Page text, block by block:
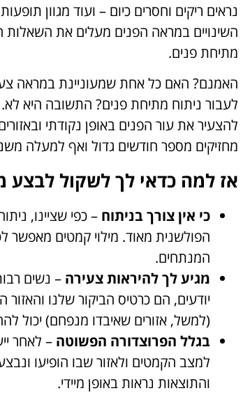
נראים ריקים וחסרים כיום – ועוד מגוון
השינויים במראה הפנים מעלים את השאלות
מתיחת פנים.
האמנם? האם כל אחת שמעוניינת במראה
לעבור ניתוח מתיחת פנים? התשובה היא לא.
להצעיר את עור הפנים באופן נקודתי
מחזיקים מספר חודשים גדול ואף למעלה
אז למה כדאי לך לשקול לבצע
כי אין צורך בניתוח – כפי שציינו,
הפולשנית מאוד. מילוי קמטים מאפשר
המנתחים.
מגיע לך להיראות צעירה – נשים
יודעים, הם כרטיס הביקור שלנו
(למשל, אזורים שאיבדו מנפחם) יכול
בגלל הפרוצדורה הפשוטה – לאחר
למצב הקמטים ולאזור שבו הופיעו
והתוצאות נראות באופן מיידי.